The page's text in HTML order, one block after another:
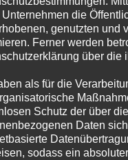
Unternehmen die
genutzten und
Ferner werden
über die
als für die
Schutz der über
Daten
sodass ein